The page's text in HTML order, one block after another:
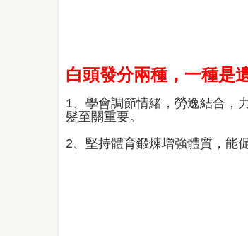
白頭發分兩種，一種是
1、學會調節情緒，勞逸結合，
髮至關重要。
2、堅持體育鍛煉增強體質，能